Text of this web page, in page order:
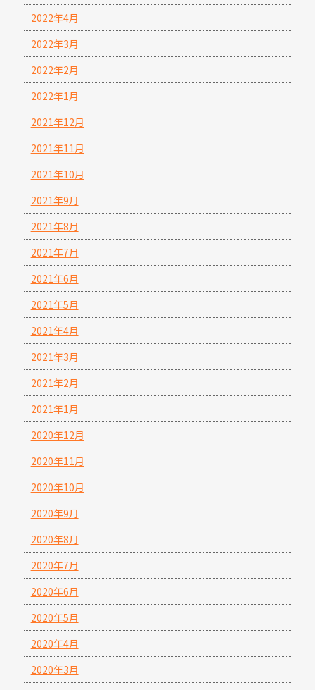
2022年4月
2022年3月
2022年2月
2022年1月
2021年12月
2021年11月
2021年10月
2021年9月
2021年8月
2021年7月
2021年6月
2021年5月
2021年4月
2021年3月
2021年2月
2021年1月
2020年12月
2020年11月
2020年10月
2020年9月
2020年8月
2020年7月
2020年6月
2020年5月
2020年4月
2020年3月